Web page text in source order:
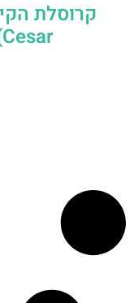
Cesar) | פארק אסטריקס